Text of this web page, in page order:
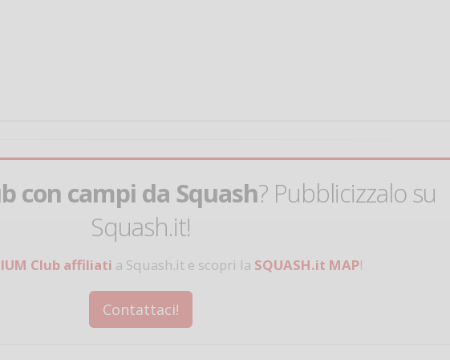
con campi da Squash? Pubblicizzalo su
Squash.it!
Club affiliati a Squash.it e scopri la SQUASH.it MAP!
Contattaci!
telefonico o si può fare
Grazie